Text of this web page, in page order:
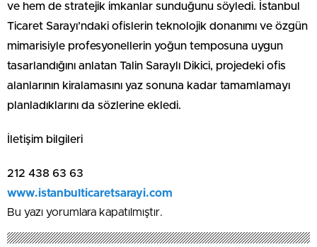
ve hem de stratejik imkanlar sunduğunu söyledi. İstanbul
Ticaret Sarayı’ndaki ofislerin teknolojik donanımı ve özgün
mimarisiyle profesyonellerin yoğun temposuna uygun
tasarlandığını anlatan Talin Saraylı Dikici, projedeki ofis
alanlarının kiralamasını yaz sonuna kadar tamamlamayı
planladıklarını da sözlerine ekledi.
İletişim bilgileri
212 438 63 63
www.istanbulticaretsarayi.com
Bu yazı yorumlara kapatılmıştır.